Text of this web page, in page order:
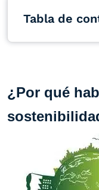
Tabla de
¿Por qué